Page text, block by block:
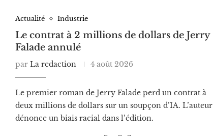
Actualité Industrie
Le contrat à 2 millions de dollars de Jerry
Falade annulé
par La redaction 4 août 2026
Le premier roman de Jerry Falade perd un contrat à
deux millions de dollars sur un soupçon d’IA. L’auteur
dénonce un biais racial dans l’édition.